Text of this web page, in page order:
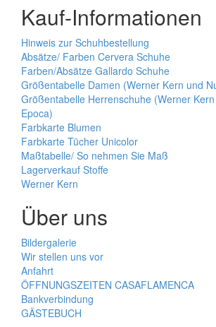
Kauf-Informationen
Hinweis zur Schuhbestellung
Absätze/ Farben Cervera Schuhe
Farben/Absätze Gallardo Schuhe
Größentabelle Damen (Werner Kern und
Größentabelle Herrenschuhe (Werner
Epoca)
Farbkarte Blumen
Farbkarte Tücher Unicolor
Maßtabelle/ So nehmen Sie Maß
Lagerverkauf Stoffe
Werner Kern
Über uns
Bildergalerie
Wir stellen uns vor
Anfahrt
ÖFFNUNGSZEITEN CASAFLAMENCA
Bankverbindung
GÄSTEBUCH